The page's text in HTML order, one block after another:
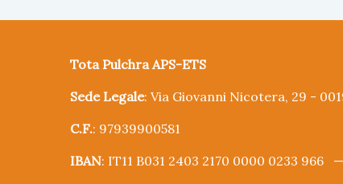
Tota Pulchra APS-ETS
Sede Legale: Via Giovanni Nicotera, 29 -
C.F.: 97939900581
IBAN: IT11 B031 2403 2170 0000 0233 966